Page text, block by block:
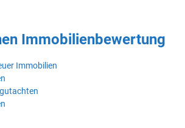
Immobilienbewertung
Immobilien